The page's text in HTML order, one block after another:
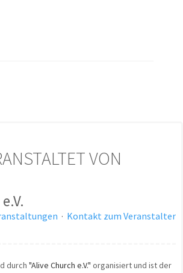
VON
· Kontakt zum Veranstalter
durch "Alive Church e.V." organisiert und ist der